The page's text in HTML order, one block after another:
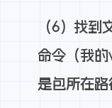
（6）找到
命令（我
是包所在路